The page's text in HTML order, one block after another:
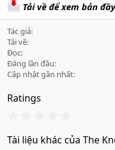
Tải về để xem bản
Tác giả
Tải về
Đọc
Đăng lần đầu
Cập nhật gần nhất
Ratings
0
0
Tài liệu khác của The